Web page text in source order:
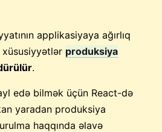
applikasiyaya ağırlıq
produksiya
.
edə bilmək üçün React-də
yaradan produksiya
haqqında əlavə